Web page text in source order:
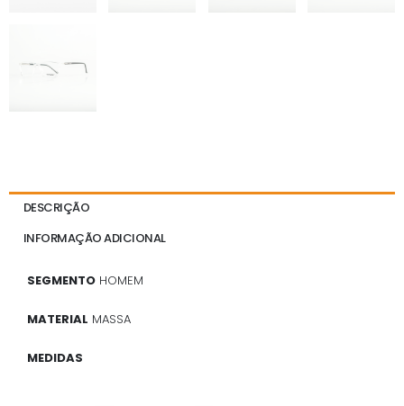
DESCRIÇÃO
INFORMAÇÃO ADICIONAL
SEGMENTO HOMEM
MATERIAL MASSA
MEDIDAS